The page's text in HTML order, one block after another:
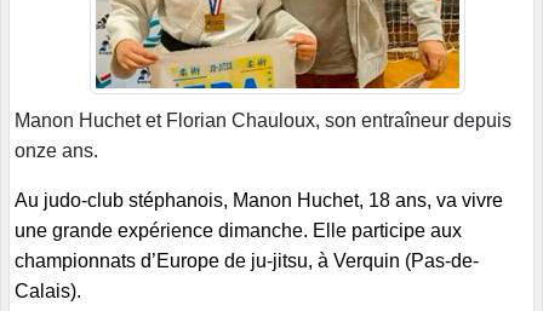
Manon Huchet et Florian Chauloux, son entraîneur depuis
onze ans.
Au judo-club stéphanois, Manon Huchet, 18 ans, va vivre
une grande expérience dimanche. Elle participe aux
championnats d’Europe de ju-jitsu, à Verquin (Pas-de-
Calais).